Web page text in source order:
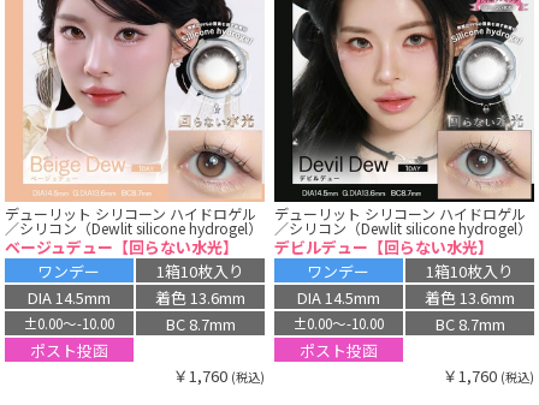
デューリット シリコーン ハイドロゲル
／シリコン（Dewlit silicone hydrogel）
ベージュデュー【回らない水光】
ワンデー
1箱10枚入り
DIA 14.5mm
着色 13.6mm
±0.00〜-10.00
BC 8.7mm
ポスト投函
￥1,760 (税込)
デューリット シリコーン ハイドロゲル
／シリコン（Dewlit silicone hydrogel）
デビルデュー【回らない水光】
ワンデー
1箱10枚入り
DIA 14.5mm
着色 13.6mm
±0.00〜-10.00
BC 8.7mm
ポスト投函
￥1,760 (税込)